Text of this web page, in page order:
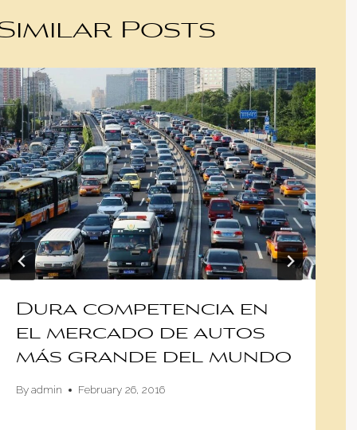
Posts
Dura competencia en
el mercado de autos
más grande del mundo
Byadmin February 26, 2016